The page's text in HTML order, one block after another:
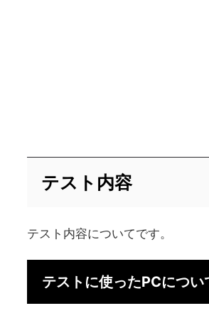
テスト内容
テスト内容についてです。
テストに使ったPCについ